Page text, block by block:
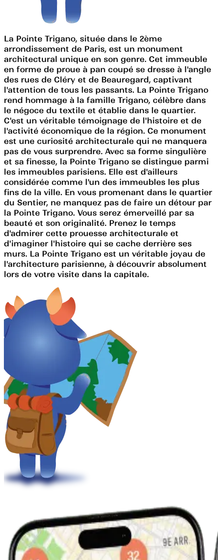
La Pointe Trigano, située dans le 2ème
arrondissement de Paris, est un monument
architectural unique en son genre. Cet immeuble
en forme de proue à pan coupé se dresse à l'angle
des rues de Cléry et de Beauregard, captivant
l'attention de tous les passants. La Pointe Trigano
rend hommage à la famille Trigano, célèbre dans
le négoce du textile et établie dans le quartier.
C'est un véritable témoignage de l'histoire et de
l'activité économique de la région. Ce monument
est une curiosité architecturale qui ne manquera
pas de vous surprendre. Avec sa forme singulière
et sa finesse, la Pointe Trigano se distingue parmi
les immeubles parisiens. Elle est d'ailleurs
considérée comme l'un des immeubles les plus
fins de la ville. En vous promenant dans le quartier
du Sentier, ne manquez pas de faire un détour par
la Pointe Trigano. Vous serez émerveillé par sa
beauté et son originalité. Prenez le temps
d'admirer cette prouesse architecturale et
d'imaginer l'histoire qui se cache derrière ses
murs. La Pointe Trigano est un véritable joyau de
l'architecture parisienne, à découvrir absolument
lors de votre visite dans la capitale.